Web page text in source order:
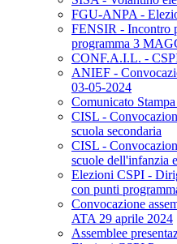
FGU-ANPA -
FENSIR - Incontro
programma 3
CONF.A.I.L. -
ANIEF -
03-05-2024
Comunicato
CISL -
scuola secondaria
CISL -
scuole dell'infanzia
Elezioni CSPI -
con punti
Convocazione
ATA 29 aprile 2024
Assemblee